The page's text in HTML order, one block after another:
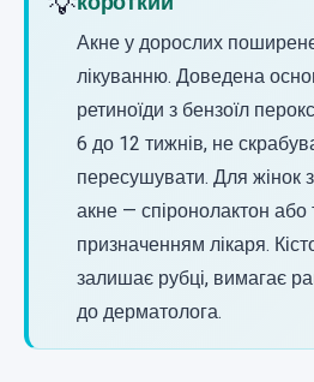
Акне у дорослих поширене
лікуванню. Доведена
ретиноїди з бензоїл
6 до 12 тижнів, не
пересушувати. Для жінок
акне — спіронолактон або
призначенням лікаря.
залишає рубці, вимагає
до дерматолога.